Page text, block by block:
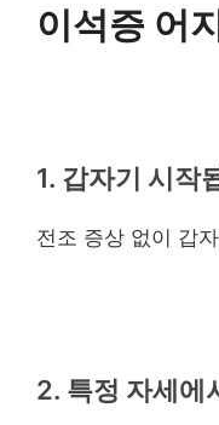
이석증 어
1. 갑자기 시작
전조 증상 없이 갑
2. 특정 자세에